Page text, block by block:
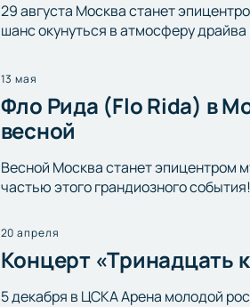
29 августа Москва станет
шанс окунуться в атмосферу
13 мая
Фло Рида (Flo Rida) в
весной
Весной Москва станет эпицентром
частью этого грандиозного события!
20 апреля
Концерт «Тринадцать
5 декабря в ЦСКА Арена молодой